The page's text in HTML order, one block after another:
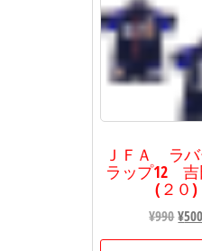
ＪＦＡ ラバ
ラップ12 吉
(２０)
¥990元
の
¥500